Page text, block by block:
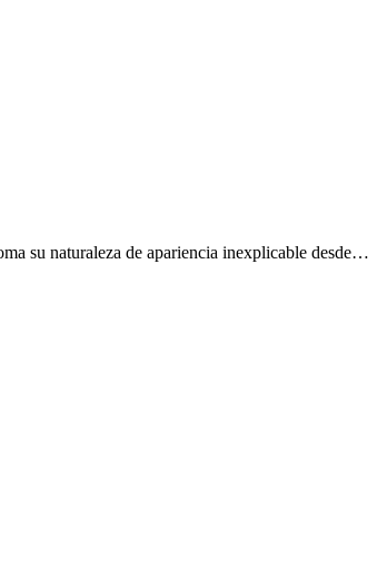
su naturaleza de apariencia inexplicable desde…